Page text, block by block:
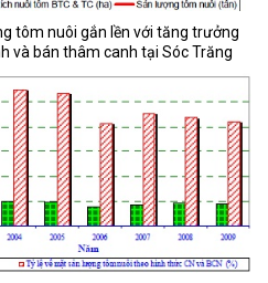
tôm nuôi gắn lền với tăng trưởng
và bán thâm canh tại Sóc Trăng